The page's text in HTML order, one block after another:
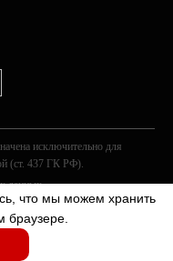
исключительно для
(ст. 437 ГК РФ).
данных
что мы можем хранить
браузере.